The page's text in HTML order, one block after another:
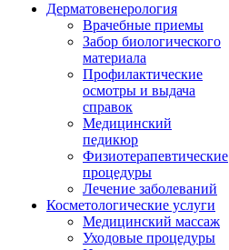
Дерматовенерология
Врачебные приемы
Забор биологического
материала
Профилактические
осмотры и выдача
справок
Медицинский
педикюр
Физиотерапевтические
процедуры
Лечение заболеваний
Косметологические услуги
Медицинский массаж
Уходовые процедуры